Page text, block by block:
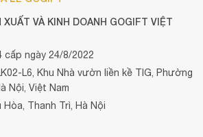
VÀ KINH DOANH GOGIFT VIỆT
cấp ngày 24/8/2022
L6, Khu Nhà vườn liền kề TIG, Phường
Nội, Việt Nam
Hòa, Thanh Trì, Hà Nội